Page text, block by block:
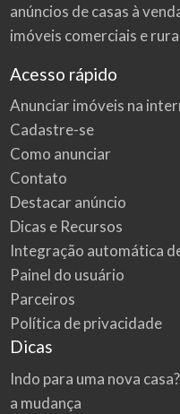
anúncios de casas à
imóveis comerciais e
Acesso rápido
Anunciar imóveis na
Cadastre-se
Como anunciar
Contato
Destacar anúncio
Dicas e Recursos
Integração automática
Painel do usuário
Parceiros
Política de privacidade
Dicas
Indo para uma nova
a mudança